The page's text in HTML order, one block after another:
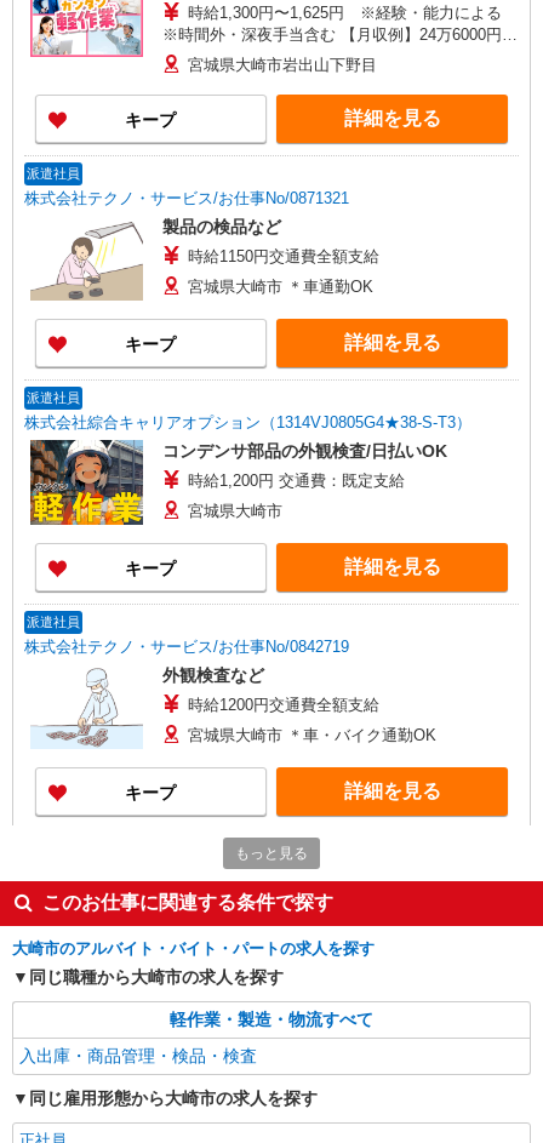
時給1,300円〜1,625円 ※経験・能力による
※時間外・深夜手当含む 【月収例】24万6000円(7
時間55分×7日+7時間×7日+7時間45分×7日+残業・
深夜手当) ※時間Aの場合 交通費：既定支給
宮城県大崎市岩出山下野目
キープ 詳細を見る
派遣社員
株式会社テクノ・サービス/お仕事No/0871321
製品の検品など
時給1150円交通費全額支給
宮城県大崎市 ＊車通勤OK
キープ 詳細を見る
派遣社員
株式会社綜合キャリアオプション（1314VJ0805G4★38-S-T3）
コンデンサ部品の外観検査/日払いOK
時給1,200円 交通費：既定支給
宮城県大崎市
キープ 詳細を見る
派遣社員
株式会社テクノ・サービス/お仕事No/0842719
外観検査など
時給1200円交通費全額支給
宮城県大崎市 ＊車・バイク通勤OK
キープ 詳細を見る
株式会社綜合キャリアオプション（1314VJ0805G4★33-N-T4）
組立・加工・食品製造など/日払いOK
時給1,800円 交通費：既定支給
宮城県大崎市
キープ 詳細を見る
株式会社テクノ・サービス/お仕事No/0909773
製品の検査及び加工
もっと見る
このお仕事に関連する条件で探す
大崎市のアルバイト・バイト・パートの求人を探す
同じ職種から大崎市の求人を探す
軽作業・製造・物流すべて
入出庫・商品管理・検品・検査
同じ雇用形態から大崎市の求人を探す